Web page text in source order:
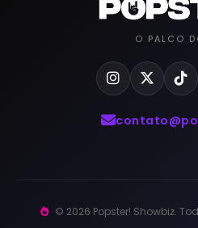
O PALCO
© 2026 Popster! Showbiz.